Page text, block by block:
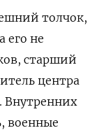
толчок,
его не
старший
центра
Внутренних
военные